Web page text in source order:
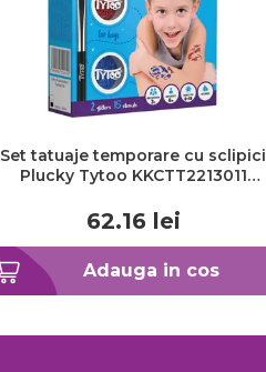
Adauga in cos
Set tatuaje temporare cu sclipici
Plucky Tytoo KKCTT2213011
62.16 lei